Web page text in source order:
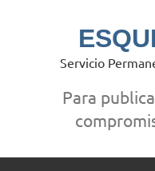
Servicio
Para